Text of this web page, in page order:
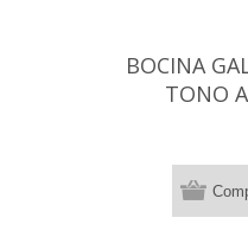
BOCINA
TONO